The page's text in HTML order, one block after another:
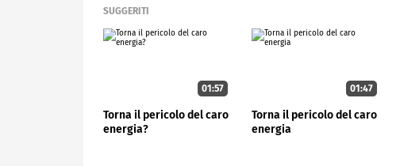
SUGGERITI
01:57
Torna il pericolo del caro
energia?
01:47
Torna il pericolo del caro
energia